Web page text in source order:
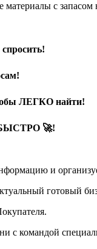
с запасом
ЛЕГКО найти!
БЫСТРО 🚀!
и
готовый
с командой